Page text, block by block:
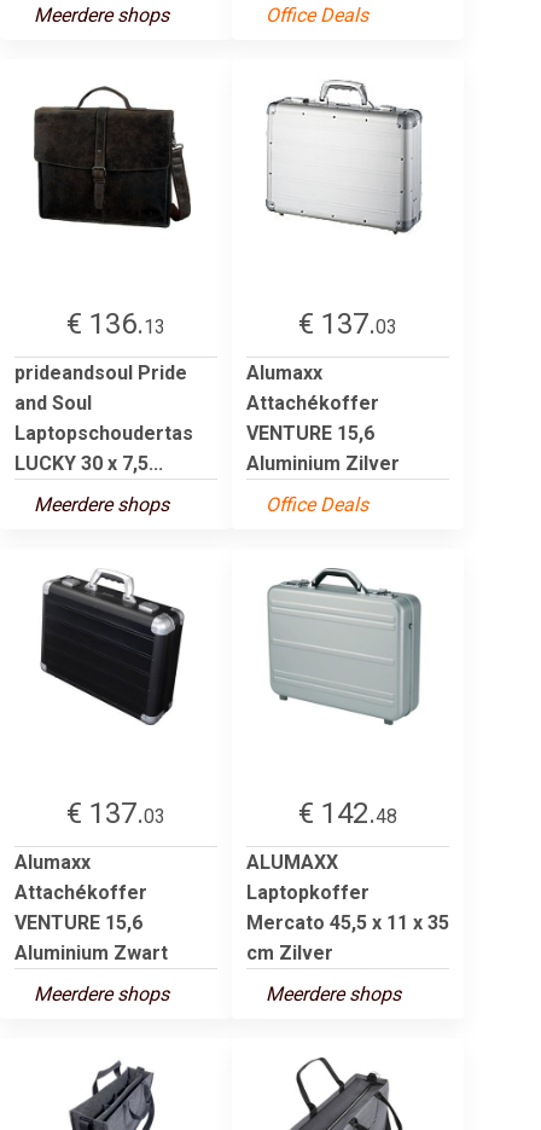
Meerdere shops Office Deals
€ 136.13
prideandsoul Pride
and Soul
Laptopschoudertas
LUCKY 30 x 7,5...
Meerdere shops
€ 137.03
Alumaxx
Attachékoffer
VENTURE 15,6
Aluminium Zilver
Office Deals
€ 137.03
Alumaxx
Attachékoffer
VENTURE 15,6
Aluminium Zwart
Meerdere shops
€ 142.48
ALUMAXX
Laptopkoffer
Mercato 45,5 x 11 x 35
cm Zilver
Meerdere shops